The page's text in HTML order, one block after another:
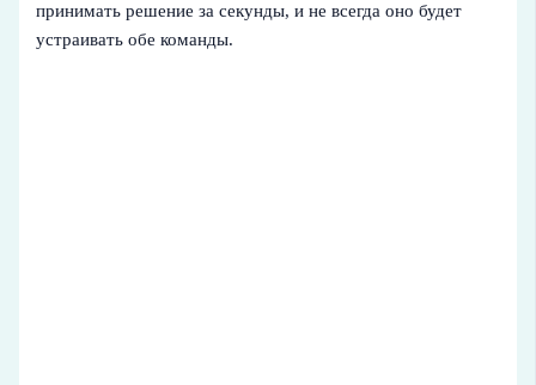
принимать решение за секунды, и не всегда оно будет
устраивать обе команды.